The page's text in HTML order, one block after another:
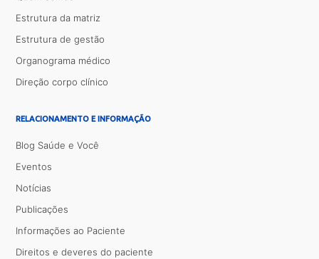
Estrutura da matriz
Estrutura de gestão
Organograma médico
Direção corpo clínico
RELACIONAMENTO E INFORMAÇÃO
Blog Saúde e Você
Eventos
Notícias
Publicações
Informações ao Paciente
Direitos e deveres do paciente